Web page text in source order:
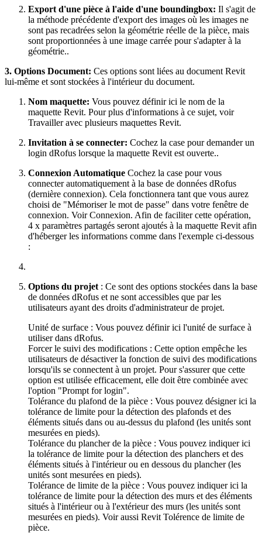
Export d'une pièce à l'aide d'une boundingbox: Il s'agit de
la méthode précédente d'export des images où les images ne
sont pas recadrées selon la géométrie réelle de la pièce, mais
sont proportionnées à une image carrée pour s'adapter à la
géométrie..
3. Options Document: Ces options sont liées au document Revit
lui-même et sont stockées à l'intérieur du document.
Nom maquette: Vous pouvez définir ici le nom de la
maquette Revit. Pour plus d'informations à ce sujet, voir
Travailler avec plusieurs maquettes Revit.
Invitation à se connecter: Cochez la case pour demander un
login dRofus lorsque la maquette Revit est ouverte..
Connexion Automatique Cochez la case pour vous
connecter automatiquement à la base de données dRofus
(dernière connexion). Cela fonctionnera tant que vous aurez
choisi de "Mémoriser le mot de passe" dans votre fenêtre de
connexion. Voir Connexion. Afin de faciliter cette opération,
4 x paramètres partagés seront ajoutés à la maquette Revit afin
d'héberger les informations comme dans l'exemple ci-dessous
:
Options du projet : Ce sont des options stockées dans la base
de données dRofus et ne sont accessibles que par les
utilisateurs ayant des droits d'administrateur de projet.
Unité de surface : Vous pouvez définir ici l'unité de surface à
utiliser dans dRofus.
Forcer le suivi des modifications : Cette option empêche les
utilisateurs de désactiver la fonction de suivi des modifications
lorsqu'ils se connectent à un projet. Pour s'assurer que cette
option est utilisée efficacement, elle doit être combinée avec
l'option "Prompt for login".
Tolérance du plafond de la pièce : Vous pouvez désigner ici la
tolérance de limite pour la détection des plafonds et des
éléments situés dans ou au-dessus du plafond (les unités sont
mesurées en pieds).
Tolérance du plancher de la pièce : Vous pouvez indiquer ici
la tolérance de limite pour la détection des planchers et des
éléments situés à l'intérieur ou en dessous du plancher (les
unités sont mesurées en pieds).
Tolérance de limite de la pièce : Vous pouvez indiquer ici la
tolérance de limite pour la détection des murs et des éléments
situés à l'intérieur ou à l'extérieur des murs (les unités sont
mesurées en pieds). Voir aussi Revit Tolérence de limite de
pièce.